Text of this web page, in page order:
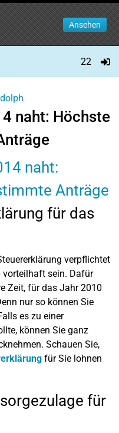
Ansehen
22
naht: Höchste
für das
verpflichtet
vorteilhaft sein. Dafür
Zeit, für das Jahr 2010
nur so können Sie
es zu einer
können Sie ganz
Schauen Sie,
für Sie lohnen
für